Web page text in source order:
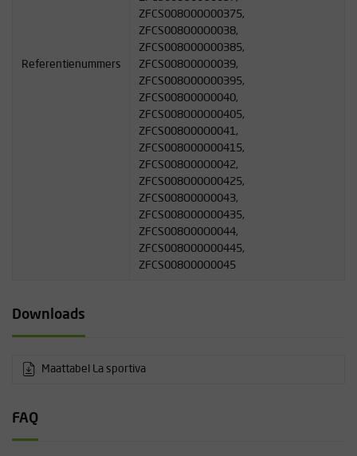
Referentienummers
ZFCS008O00O00375,
ZFCS008O00O0038,
ZFCS008O00O00385,
ZFCS008O00O0039,
ZFCS008O00O00395,
ZFCS008O00O0040,
ZFCS008O00O00405,
ZFCS008O00O0041,
ZFCS008O00O00415,
ZFCS008O00O0042,
ZFCS008O00O00425,
ZFCS008O00O0043,
ZFCS008O00O00435,
ZFCS008O00O0044,
ZFCS008O00O00445,
ZFCS008O00O0045
Downloads
Maattabel La sportiva
FAQ